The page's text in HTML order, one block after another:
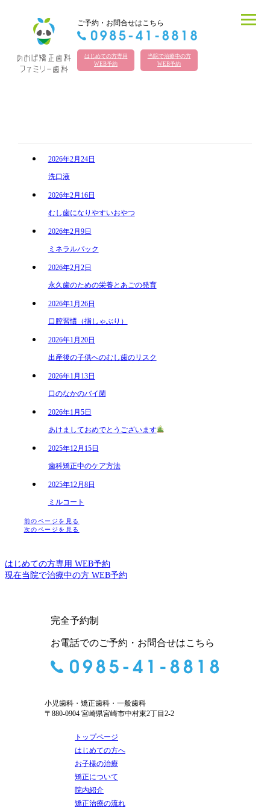
ご予約・お問合せはこちら
はじめての方専用
WEB予約
当院で治療中の方
WEB予約
2026年2月24日
洗口液
2026年2月16日
むし歯になりやすいおやつ
2026年2月9日
ミネラルパック
2026年2月2日
永久歯のための栄養とあごの発育
2026年1月26日
口腔習慣（指しゃぶり）
2026年1月20日
出産後の子供へのむし歯のリスク
2026年1月13日
口のなかのバイ菌
2026年1月5日
あけましておめでとうございます
2025年12月15日
歯科矯正中のケア方法
2025年12月8日
ミルコート
前のページを見る
次のページを見る
はじめての方専用 WEB予約
現在当院で治療中の方 WEB予約
完全予約制
お電話でのご予約・お問合せはこちら
小児歯科・矯正歯科・一般歯科
〒880-0904 宮崎県宮崎市中村東2丁目2-2
トップページ
はじめての方へ
お子様の治療
矯正について
院内紹介
矯正治療の流れ